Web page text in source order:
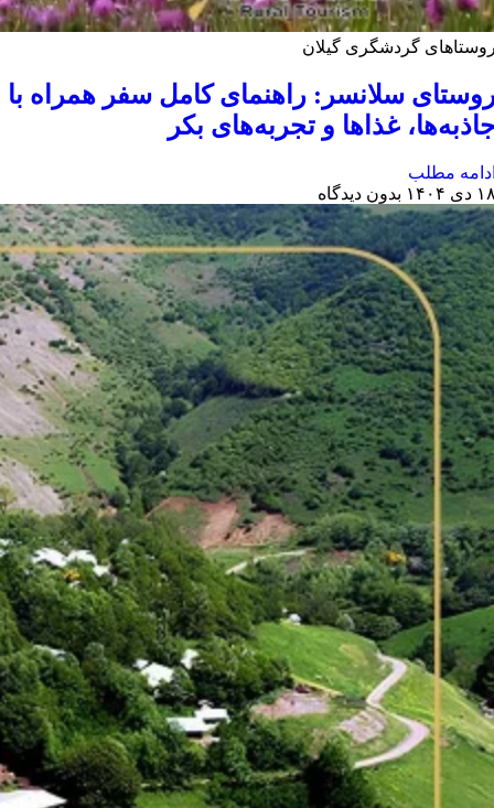
گردشگری گیلان
سلانسر: راهنمای کامل سفر همراه با
غذاها و تجربه‌های بکر
مطلب
۱۴۰۴
بدون دیدگاه